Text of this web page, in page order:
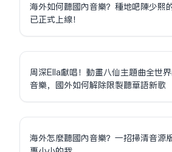
海外如何聽國內音樂？種地吧陳少熙
已正式上線！
周深Ella獻唱！動畫八仙主題曲全世
音樂，國外如何解除限制聽華語新歌
海外怎麼聽國內音樂？一招掃清音源